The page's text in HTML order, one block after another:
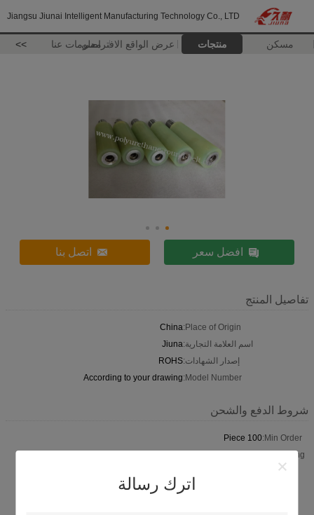
Jiangsu Jiunai Intelligent Manufacturing Technology Co., LTD
مسكن منتجات عرض الواقع الافتراضيمعلومات عنا >>
اترك رسالة
افضل سعر اتصل بنا
تفاصيل المنتج
Place of Origin:
China
اسم العلامة التجارية:Jiuna
إصدار الشهادات:ROHS
Model Number:
According to your drawing
شروط الدفع والشحن
Min Order:
100 Piece
Packaging:
Within 15 working days After receipt of your deposit